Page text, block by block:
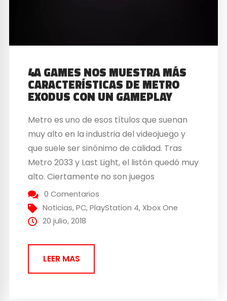
4A GAMES NOS MUESTRA MÁS
CARACTERÍSTICAS DE METRO
EXODUS CON UN GAMEPLAY
Metro es uno de esos títulos que suenan
muy alto en la industria del videojuego y
que suele ser sinónimo de calidad. Tras
Metro 2033 y Last Light, el listón quedó muy
alto. Ciertamente no son juegos
para todos los públicos: La sensación
constante de claustrofobia, tensión y los
fuertes factores shooter y survival-horror
0 Comentarios
Noticias,PC,PlayStation 4, Xbox One
20 julio, 2018
LEER MAS